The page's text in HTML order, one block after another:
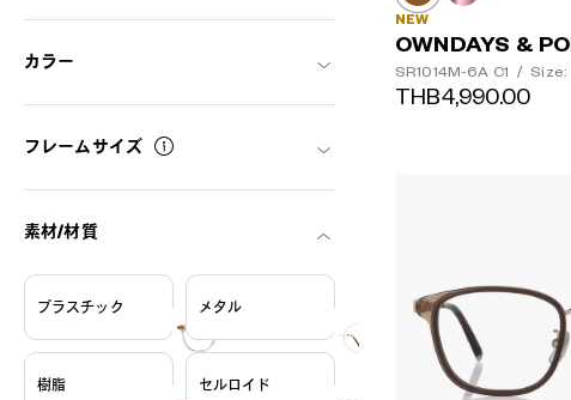
カラー
フレームサイズ
素材/材質
プラスチック メタル
樹脂 セルロイド
NEW
OWNDAYS &
SR1014M-6A C1 / Size:
THB4,990.00
AR 3D